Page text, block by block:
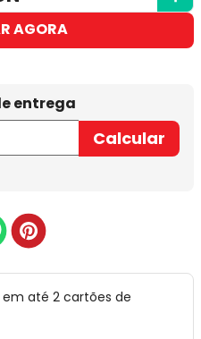
AGORA
até 2 cartões de